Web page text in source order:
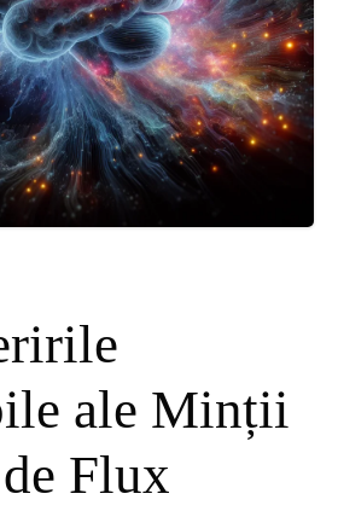
ale Minții
Flux
STIRI
A